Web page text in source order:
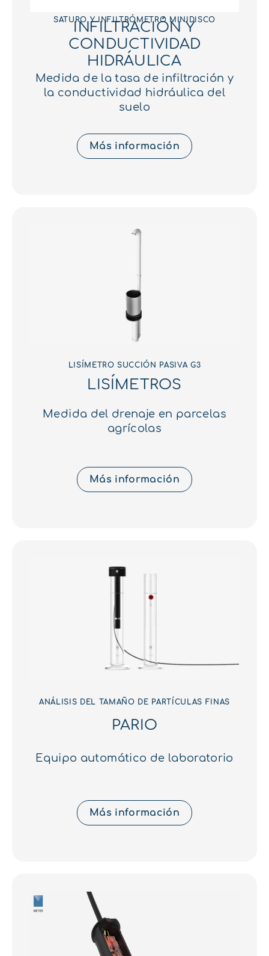
SATURO Y INFILTRÓMETRO MINIDISCO
INFILTRACIÓN Y
CONDUCTIVIDAD
HIDRÁULICA
Medida de la tasa de infiltración y
la conductividad hidráulica del
suelo
Más información
LISÍMETRO SUCCIÓN PASIVA G3
LISÍMETROS
Medida del drenaje en parcelas
agrícolas
Más información
ANÁLISIS DEL TAMAÑO DE PARTÍCULAS FINAS
PARIO
Equipo automático de laboratorio
Más información